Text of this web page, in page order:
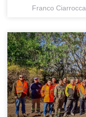
Franco Ciarrocca